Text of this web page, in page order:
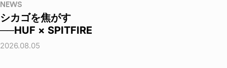
NEWS
シカゴを焦がす
──HUF × SPITFIRE
2026.08.05